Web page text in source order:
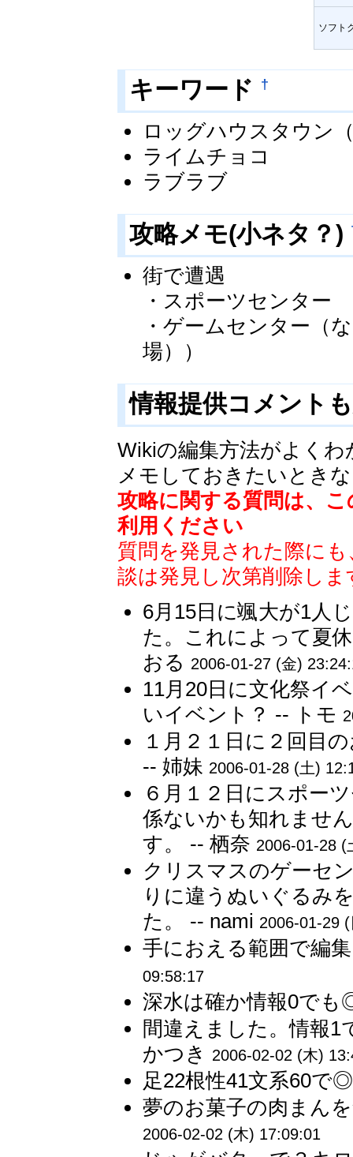
ソフト
キーワード †
ロッグハウスタウン
ライムチョコ
ラブラブ
攻略メモ(小ネタ？)
街で遭遇
・スポーツセンター
・ゲームセンター（
場））
情報提供コメント
Wikiの編集方法がよく
メモしておきたいとき
攻略に関する質問は、
利用ください
質問を発見された際に
談は発見し次第削除し
6月15日に颯大が1人
た。これによって夏
おる 2006-01-27 (金)
11月20日に文化祭イ
いイベント？ -- トモ
１月２１日に２回目
-- 姉妹 2006-01-28 (土)
６月１２日にスポー
係ないかも知れませ
す。 -- 栖奈 2006-01-28 (
クリスマスのゲーセ
りに違うぬいぐるみ
た。 -- nami 2006-01-29
手におえる範囲で編
09:58:17
深水は確か情報0で
間違えました。情報
かつき
2006-02-02 (木)
足22根性41文系60
夢のお菓子の肉まん
2006-02-02 (木) 17:09:01